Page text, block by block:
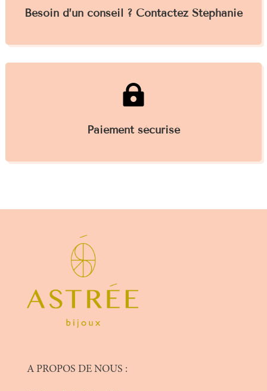
Besoin d’un conseil ? Contactez Stéphanie

Paiement sécurisé
A PROPOS DE NOUS :